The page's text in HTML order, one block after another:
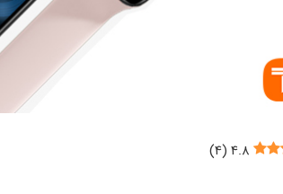
۴.۸ (۴)